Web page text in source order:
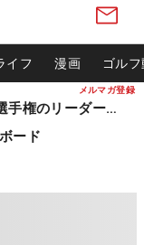
メルマガ登録
イフ 漫画 ゴル
松山英樹ら出場 ウィンダム選手権のリーダーボード
ード